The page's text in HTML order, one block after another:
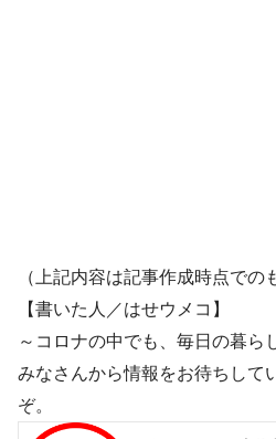
（上記内容は記事作成時点での
【書いた人／はせウメコ】
～コロナの中でも、毎日の暮ら
みなさんから情報をお待ちして
ぞ。